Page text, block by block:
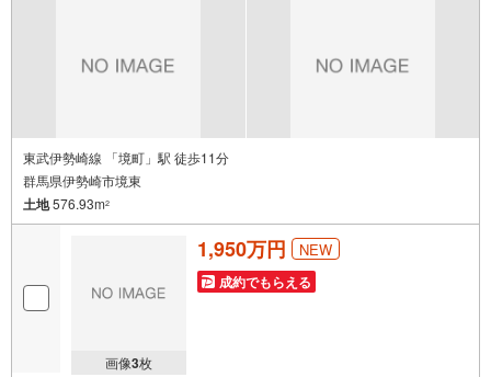
東武伊勢崎線 「境町」駅 徒歩11分
群馬県伊勢崎市境東
土地576.93m2
画像3枚
1,950万円 NEW
成約でもらえる